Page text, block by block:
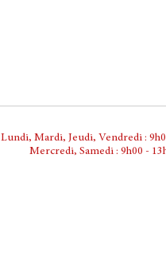
Lundi, Mardi, Jeudi, Vendredi :
Mercredi, Samedi : 9h00 -